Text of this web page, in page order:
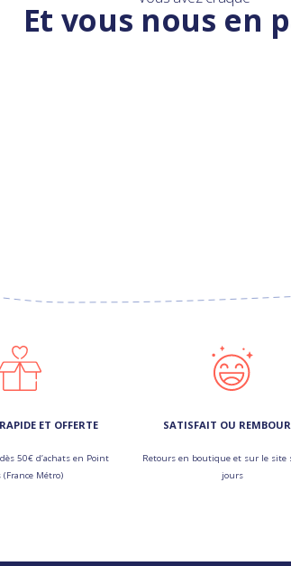
Et vous nous en
ET OFFERTE
50€ d’achats en Point
(France Métro)
SATISFAIT OU
Retours en boutique et sur le site
jours